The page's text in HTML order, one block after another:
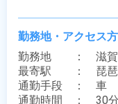
勤務地・アクセス
勤務地　　：　滋
最寄駅　　：　琵
通勤手段　：　車
通勤時間　：　30分